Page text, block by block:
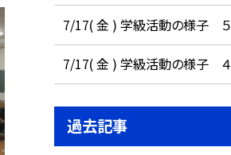
7/17( 金 ) 学級活動の様子 ５
7/17( 金 ) 学級活動の様子 ４
過去記事